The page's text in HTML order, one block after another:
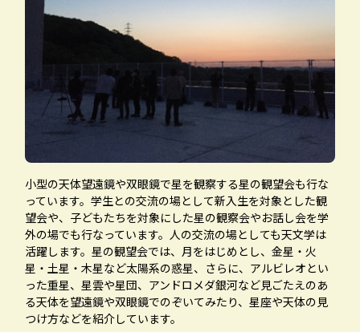
小型の天体望遠鏡や双眼鏡で星を観察する星の観望会も行な
っています。学生との交流の場として新入生を対象とした観
望会や、子どもたちを対象にした星の観察会やお話し会を学
外の場でも行なっています。人の交流の場としても天文学は
活躍します。星の観望会では、月をはじめとし、金星・火
星・土星・木星など太陽系の惑星、さらに、アルビレオとい
った重星、星雲や星団、アンドロメダ銀河など見ごたえのあ
る天体を望遠鏡や双眼鏡でのぞいてみたり、星座や天体の見
つけ方などを紹介しています。